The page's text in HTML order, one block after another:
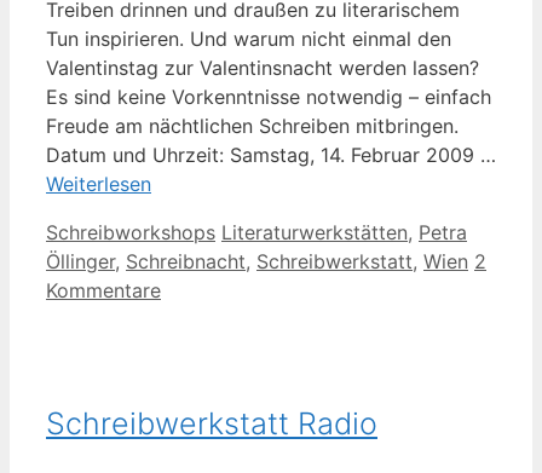
Treiben drinnen und draußen zu literarischem
Tun inspirieren. Und warum nicht einmal den
Valentinstag zur Valentinsnacht werden lassen?
Es sind keine Vorkenntnisse notwendig – einfach
Freude am nächtlichen Schreiben mitbringen.
Datum und Uhrzeit: Samstag, 14. Februar 2009 …
Weiterlesen
Kategorien
Schreibworkshops Schlagwörter
Literaturwerkstätten, Petra
Öllinger, Schreibnacht, Schreibwerkstatt, Wien 2
Kommentare
Schreibwerkstatt Radio